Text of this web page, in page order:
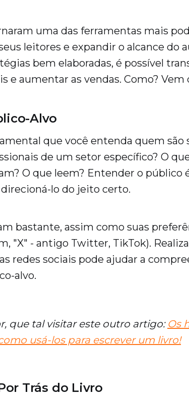
uma das ferramentas mais
leitores e expandir o alcance do
bem elaboradas, é possível
e aumentar as vendas. Como?
Alvo
que você entenda quem são
de um setor específico? O
O que leem? Entender o público
lo do jeito certo.
bastante, assim como suas
"X" - antigo Twitter, TikTok).
redes sociais pode ajudar a
alvo.
que tal visitar este outro artigo: Os
usá-los para escrever um livro!
Trás do Livro